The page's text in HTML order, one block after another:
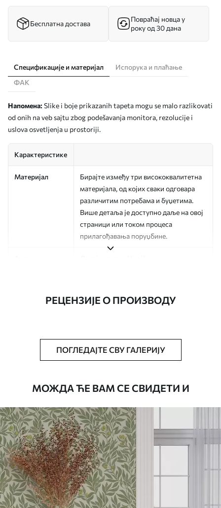
Бесплатна достава
Повраћај новца у
року од 30 дана
Спецификације и материјал
Испорука и плаћање
ФАК
Напомена: Slike i boje prikazanih tapeta mogu se malo razlikovati
od onih na veb sajtu zbog podešavanja monitora, rezolucije i
uslova osvetljenja u prostoriji.
Карактеристике
Материјал
Бирајте између три висококвалитетна
материјала, од којих сваки одговара
различитим потребама и буџетима.
Више детаља је доступно даље на овој
страници или током процеса
прилагођавања поруџбине.
Финисхинг Полу-мат.
ширине до 50 цм.
тапете.
сунђером. Позадине са завршном
обрадом лакова могу се очистити
водом.
Метод примене Беспрекорна апликација
Доступни материјали
РЕЦЕНЗИЈЕ О ПРОИЗВОДУ
ПОГЛЕДАЈТЕ СВУ ГАЛЕРИЈУ
МОЖДА ЋЕ ВАМ СЕ СВИДЕТИ И